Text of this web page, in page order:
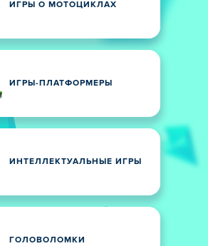
ИГРЫ О МОТОЦИКЛАХ
ИГРЫ-ПЛАТФОРМЕРЫ
ИНТЕЛЛЕКТУАЛЬНЫЕ ИГРЫ
ГОЛОВОЛОМКИ